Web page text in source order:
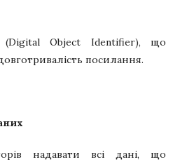
(Digital Object Identifier), що
довготривалість посилання.
надавати всі дані, що